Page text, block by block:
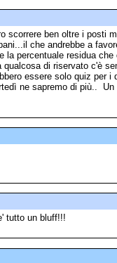
scorrere ben oltre i posti
che andrebbe a
la percentuale residua
di riservato c'è
essere solo quiz per i
ne sapremo di più..
tutto un bluff!!!